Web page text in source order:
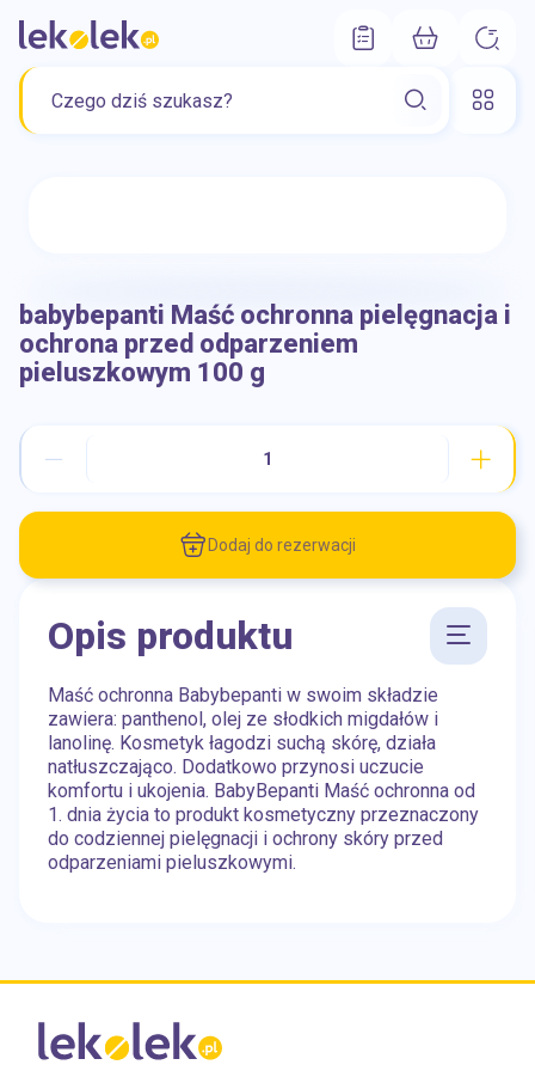
babybepanti Maść ochronna pielęgnacja i
ochrona przed odparzeniem
pieluszkowym 100 g
Dodaj do rezerwacji
Opis produktu
Maść ochronna Babybepanti w swoim składzie
zawiera: panthenol, olej ze słodkich migdałów i
lanolinę. Kosmetyk łagodzi suchą skórę, działa
natłuszczająco. Dodatkowo przynosi uczucie
komfortu i ukojenia. BabyBepanti Maść ochronna od
1. dnia życia to produkt kosmetyczny przeznaczony
do codziennej pielęgnacji i ochrony skóry przed
odparzeniami pieluszkowymi.